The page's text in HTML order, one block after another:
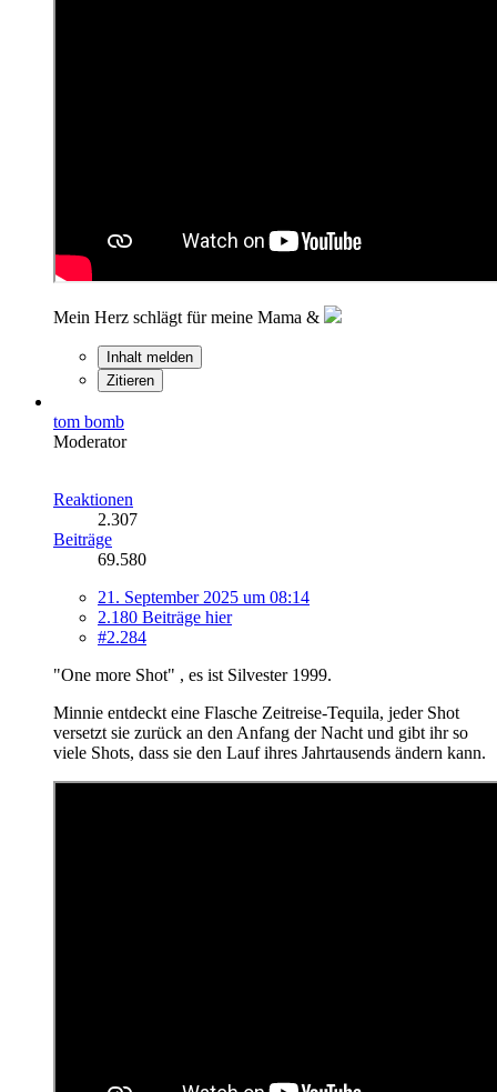
Mein Herz schlägt für meine Mama &
Inhalt melden
Zitieren
tom bomb
Moderator
Reaktionen
2.307
Beiträge
69.580
21. September 2025 um 08:14
2.180 Beiträge hier
#2.284
"One more Shot" , es ist Silvester 1999.
Minnie entdeckt eine Flasche Zeitreise-Tequila, jeder Shot
versetzt sie zurück an den Anfang der Nacht und gibt ihr so
viele Shots, dass sie den Lauf ihres Jahrtausends ändern kann.